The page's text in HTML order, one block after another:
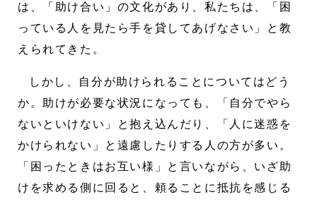
は、「助け合い」の文化があり、私たちは、「困
っている人を見たら手を貸してあげなさい」と教
えられてきた。
しかし、自分が助けられることについてはどう
か。助けが必要な状況になっても、「自分でやら
ないといけない」と抱え込んだり、「人に迷惑を
かけられない」と遠慮したりする人の方が多い。
「困ったときはお互い様」と言いながら、いざ助
けを求める側に回ると、頼ることに抵抗を感じる